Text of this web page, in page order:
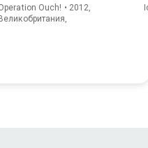
Ouch! • 2012,